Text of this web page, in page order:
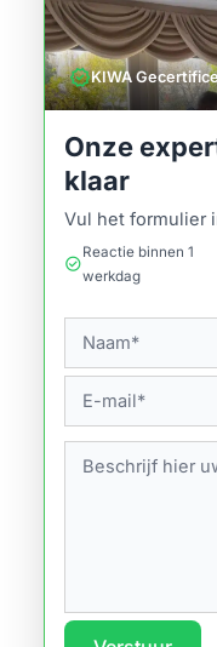
verifiedKIWA
Onze
klaar
Vul het formulier
check_circle
Reactie binnen 1
werkdag